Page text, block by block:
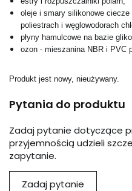
oleje i smary silikonowe
poliestrach i węglowodorach
płyny hamulcowe na bazie
ozon - mieszanina NBR i PVC
Produkt jest nowy, nieużywany.
Pytania do produktu
Zadaj pytanie dotyczące
przyjemnością udzieli
zapytanie.
Zadaj pytanie